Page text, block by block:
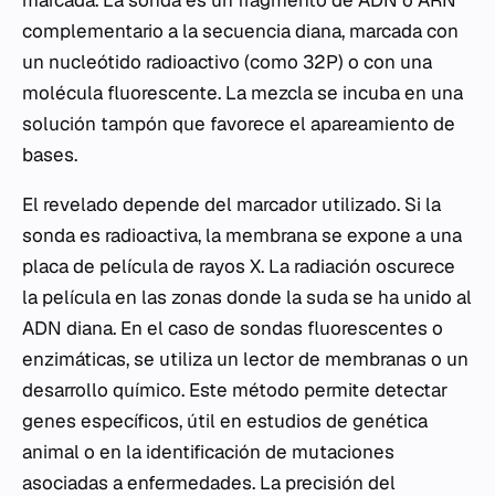
complementario a la secuencia diana, marcada con
un nucleótido radioactivo (como 32P) o con una
molécula fluorescente. La mezcla se incuba en una
solución tampón que favorece el apareamiento de
bases.
El revelado depende del marcador utilizado. Si la
sonda es radioactiva, la membrana se expone a una
placa de película de rayos X. La radiación oscurece
la película en las zonas donde la suda se ha unido al
ADN diana. En el caso de sondas fluorescentes o
enzimáticas, se utiliza un lector de membranas o un
desarrollo químico. Este método permite detectar
genes específicos, útil en estudios de genética
animal o en la identificación de mutaciones
asociadas a enfermedades. La precisión del